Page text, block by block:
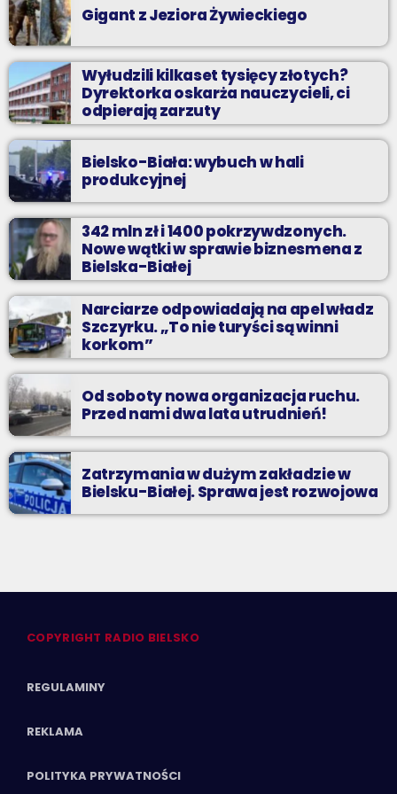
Gigant z Jeziora Żywieckiego
Wyłudzili kilkaset tysięcy złotych?
Dyrektorka oskarża nauczycieli, ci
odpierają zarzuty
Bielsko-Biała: wybuch w hali
produkcyjnej
342 mln zł i 1400 pokrzywdzonych.
Nowe wątki w sprawie biznesmena z
Bielska-Białej
Narciarze odpowiadają na apel władz
Szczyrku. „To nie turyści są winni
korkom”
Od soboty nowa organizacja ruchu.
Przed nami dwa lata utrudnień!
Zatrzymania w dużym zakładzie w
Bielsku-Białej. Sprawa jest rozwojowa
COPYRIGHT RADIO BIELSKO
REGULAMINY
REKLAMA
POLITYKA PRYWATNOŚCI